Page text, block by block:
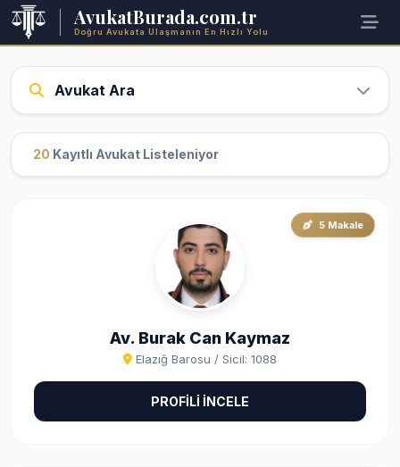
AvukatBurada.com.tr
Doğru Avukata Ulaşmanın En Hızlı Yolu
Avukat Ara
20 Kayıtlı Avukat Listeleniyor
5 Makale
Av. Burak Can Kaymaz
Elazığ Barosu / Sicil: 1088
PROFİLİ İNCELE